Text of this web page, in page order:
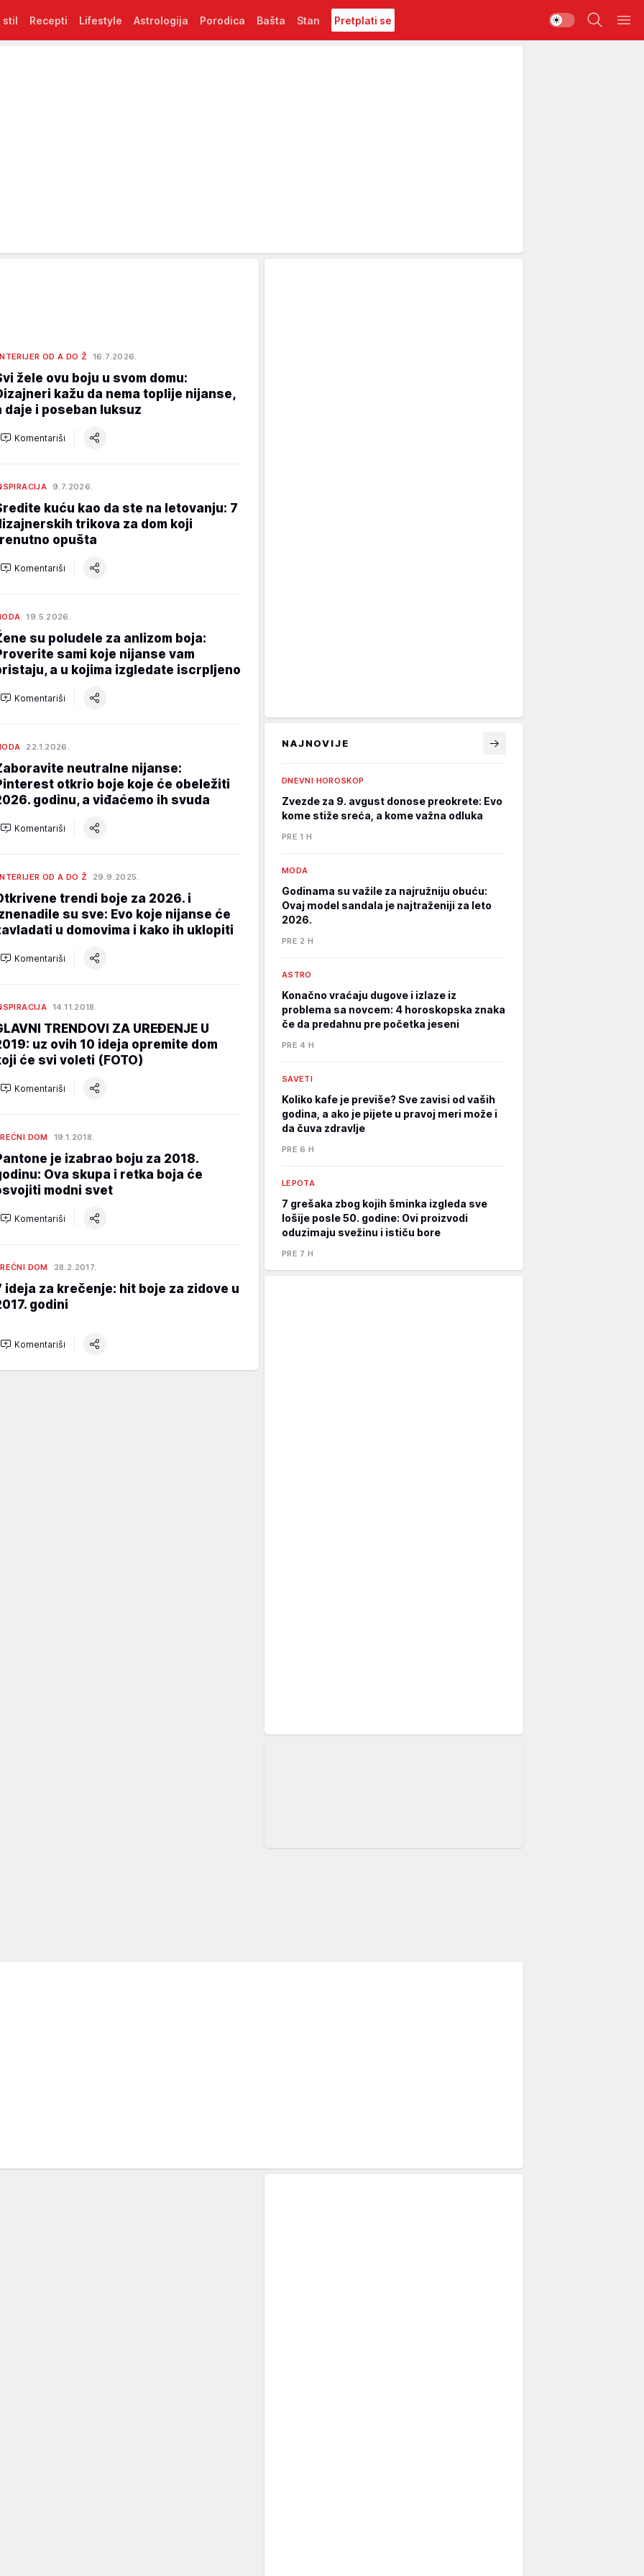
stil Recepti Lifestyle Astrologija Porodica Bašta Stan Pretplati se
OD A DO Ž 16.7.2026.
žele ovu boju u svom domu:
kažu da nema toplije nijanse,
daje i poseban luksuz
Komentariši
9.7.2026.
kuću kao da ste na letovanju: 7
trikova za dom koji
opušta
Komentariši
19.5.2026.
su poludele za anlizom boja:
sami koje nijanse vam
a u kojima izgledate iscrpljeno
Komentariši
22.1.2026.
neutralne nijanse:
otkrio boje koje će obeležiti
godinu, a viđaćemo ih svuda
Komentariši
OD A DO Ž 29.9.2025.
trendi boje za 2026. i
su sve: Evo koje nijanse će
u domovima i kako ih uklopiti
Komentariši
14.11.2018.
TRENDOVI ZA UREĐENJE U
uz ovih 10 ideja opremite dom
će svi voleti (FOTO)
Komentariši
DOM 19.1.2018.
je izabrao boju za 2018.
Ova skupa i retka boja će
modni svet
Komentariši
DOM 28.2.2017.
ideja za krečenje: hit boje za zidove u
godini
Komentariši
NAJNOVIJE
DNEVNI HOROSKOP
Zvezde za 9. avgust donose preokrete: Evo
kome stiže sreća, a kome važna odluka
PRE 1 H
MODA
Godinama su važile za najružniju obuću:
Ovaj model sandala je najtraženiji za leto
2026.
PRE 2 H
ASTRO
Konačno vraćaju dugove i izlaze iz
problema sa novcem: 4 horoskopska znaka
če da predahnu pre početka jeseni
PRE 4 H
SAVETI
Koliko kafe je previše? Sve zavisi od vaših
godina, a ako je pijete u pravoj meri može i
da čuva zdravlje
PRE 6 H
LEPOTA
7 grešaka zbog kojih šminka izgleda sve
lošije posle 50. godine: Ovi proizvodi
oduzimaju svežinu i ističu bore
PRE 7 H